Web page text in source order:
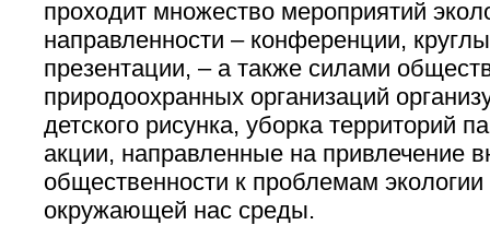
проходит множество мероприятий
направленности – конференции,
презентации, – а также силами
природоохранных организаций
детского рисунка, уборка территорий
акции, направленные на привлечение
общественности к проблемам
окружающей нас среды.